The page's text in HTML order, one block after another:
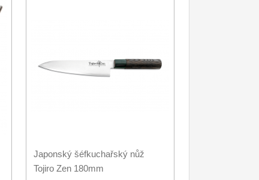
Japonský šéfkuchařský nůž
Tojiro Zen 180mm